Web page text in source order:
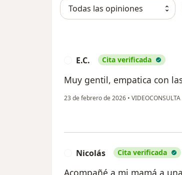
E.C. Cita verificada
Muy gentil, empatica con
23 de febrero de 2026 • VIDEOCONSULTA
Nicolás Cita verificada
Acompañé a mi mamá a